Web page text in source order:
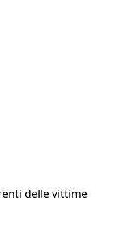
delle vittime